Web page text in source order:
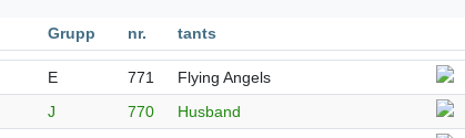
Grupp nr. tants
E 771 Flying Angels
J 770 Husband